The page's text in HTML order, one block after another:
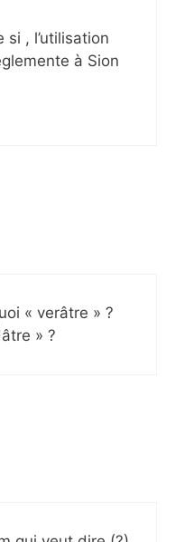
, l’utilisation
à Sion
« verâtre » ?
» ?